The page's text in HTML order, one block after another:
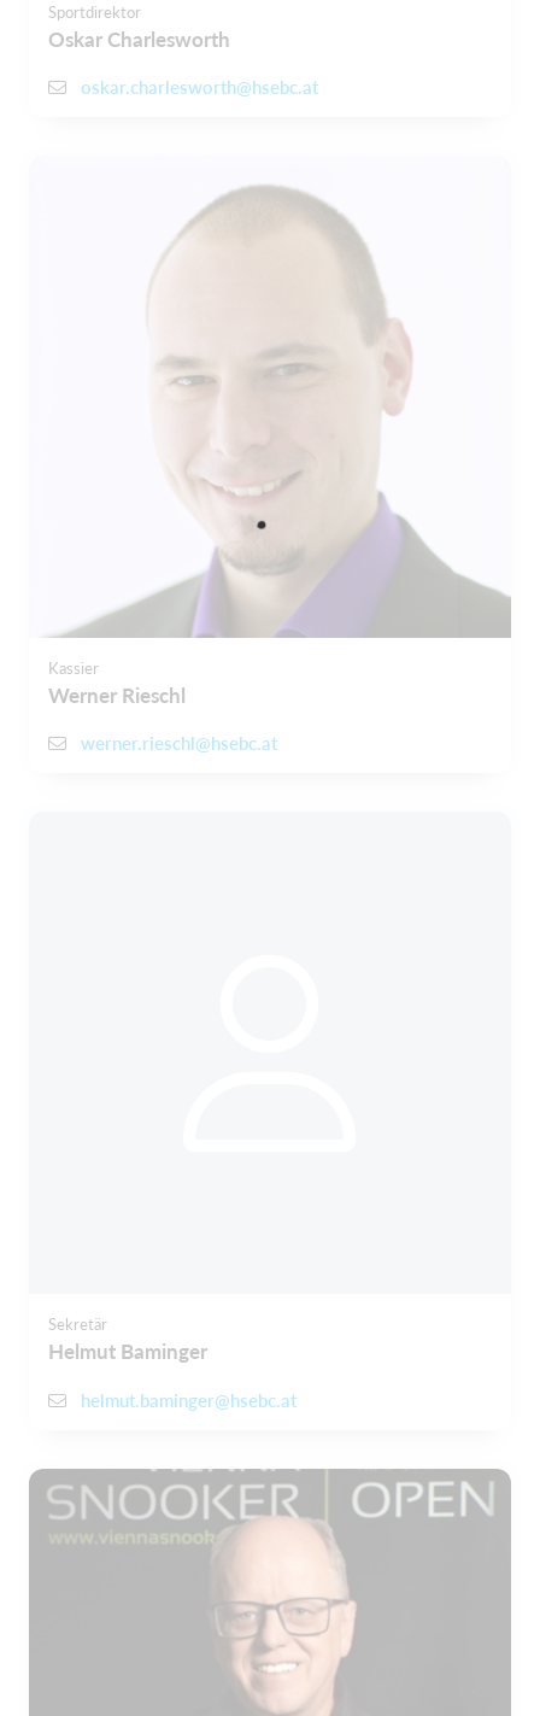
Sportdirektor
Oskar Charlesworth
oskar.charlesworth@hsebc.at
Kassier
Werner Rieschl
werner.rieschl@hsebc.at
Sekretär
Helmut Baminger
helmut.baminger@hsebc.at